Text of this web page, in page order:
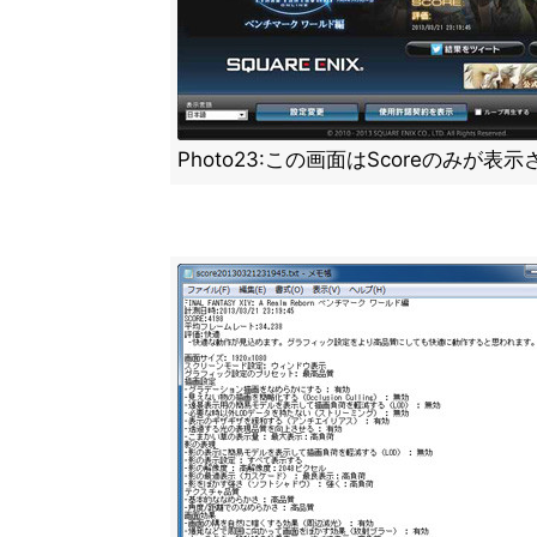
Photo23:この画面はScoreのみが表示